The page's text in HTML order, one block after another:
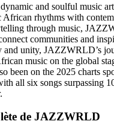
and soulful music
African rhythms with
through music,
communities and
and unity, JAZZWRLD’s
music on the global
been on the 2025 charts
all six songs surpassing
de JAZZWRLD